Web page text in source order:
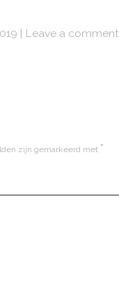
Leave a comment
zijn gemarkeerd met *